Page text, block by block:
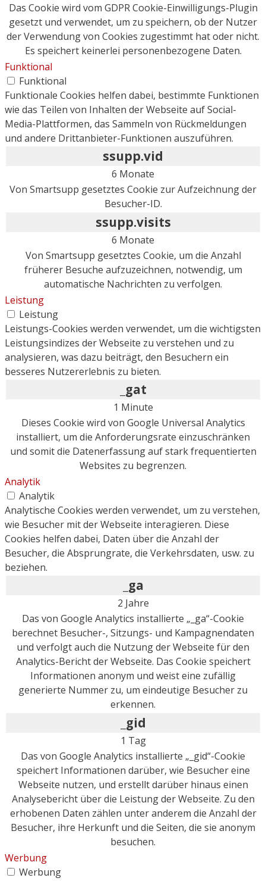
Das Cookie wird vom GDPR Cookie-Einwilligungs-Plugin
gesetzt und verwendet, um zu speichern, ob der Nutzer
der Verwendung von Cookies zugestimmt hat oder nicht.
Es speichert keinerlei personenbezogene Daten.
Funktional
Funktional
Funktionale Cookies helfen dabei, bestimmte Funktionen
wie das Teilen von Inhalten der Webseite auf Social-
Media-Plattformen, das Sammeln von Rückmeldungen
und andere Drittanbieter-Funktionen auszuführen.
ssupp.vid
6 Monate
Von Smartsupp gesetztes Cookie zur Aufzeichnung der
Besucher-ID.
ssupp.visits
6 Monate
Von Smartsupp gesetztes Cookie, um die Anzahl
früherer Besuche aufzuzeichnen, notwendig, um
automatische Nachrichten zu verfolgen.
Leistung
Leistung
Leistungs-Cookies werden verwendet, um die wichtigsten
Leistungsindizes der Webseite zu verstehen und zu
analysieren, was dazu beiträgt, den Besuchern ein
besseres Nutzererlebnis zu bieten.
_gat
1 Minute
Dieses Cookie wird von Google Universal Analytics
installiert, um die Anforderungsrate einzuschränken
und somit die Datenerfassung auf stark frequentierten
Websites zu begrenzen.
Analytik
Analytik
Analytische Cookies werden verwendet, um zu verstehen,
wie Besucher mit der Webseite interagieren. Diese
Cookies helfen dabei, Daten über die Anzahl der
Besucher, die Absprungrate, die Verkehrsdaten, usw. zu
beziehen.
_ga
2 Jahre
Das von Google Analytics installierte „_ga“-Cookie
berechnet Besucher-, Sitzungs- und Kampagnendaten
und verfolgt auch die Nutzung der Webseite für den
Analytics-Bericht der Webseite. Das Cookie speichert
Informationen anonym und weist eine zufällig
generierte Nummer zu, um eindeutige Besucher zu
erkennen.
_gid
1 Tag
Das von Google Analytics installierte „_gid“-Cookie
speichert Informationen darüber, wie Besucher eine
Webseite nutzen, und erstellt darüber hinaus einen
Analysebericht über die Leistung der Webseite. Zu den
erhobenen Daten zählen unter anderem die Anzahl der
Besucher, ihre Herkunft und die Seiten, die sie anonym
besuchen.
Werbung
Werbung